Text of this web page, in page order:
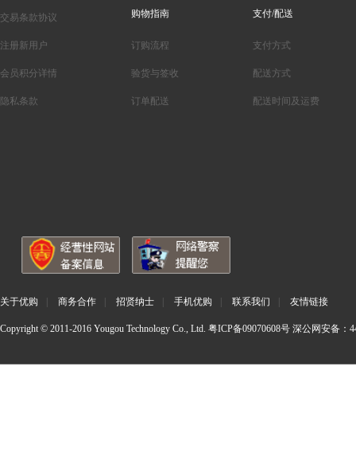
交易条款协议
注册新用户
会员积分详情
隐私条款
购物指南
订购流程
验货与签收
订单配送
支付/配送
支付方式
配送方式
配送时间及运费
关于优购 商务合作 招贤纳士 手机优购 联系我们 友情链接
Copyright © 2011-2016 Yougou Technology Co., Ltd. 粤ICP备09070608号 深公网安备：